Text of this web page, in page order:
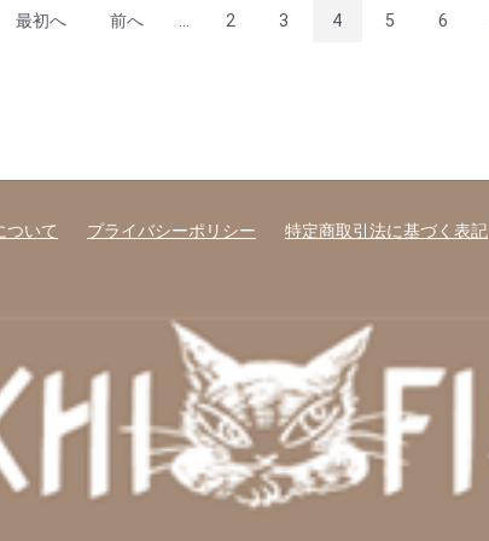
最初へ 前へ 2 3 4 5 6
ついて プライバシーポリシー 特定商取引法に基づく表記